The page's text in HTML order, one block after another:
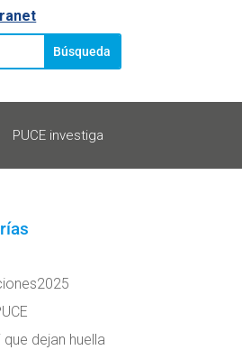
PUCE investiga
que dejan huella